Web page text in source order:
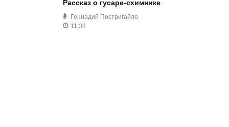
Рассказ о гусаре-схимнике
Геннадий Постригайло
11:38